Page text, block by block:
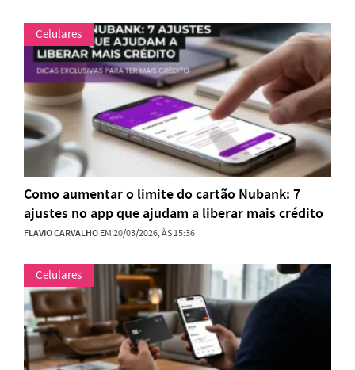
Celulares
Como aumentar o limite do cartão Nubank: 7
ajustes no app que ajudam a liberar mais crédito
FLAVIO CARVALHOEM 20/03/2026, ÀS 15:36
Celulares